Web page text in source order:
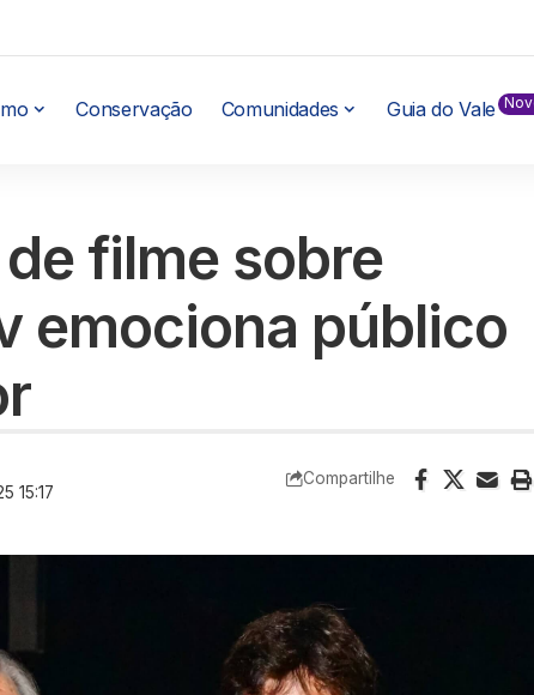
Conservação Comunidades Guia do Vale
filme sobre
emociona público
15:17
Compartilhe